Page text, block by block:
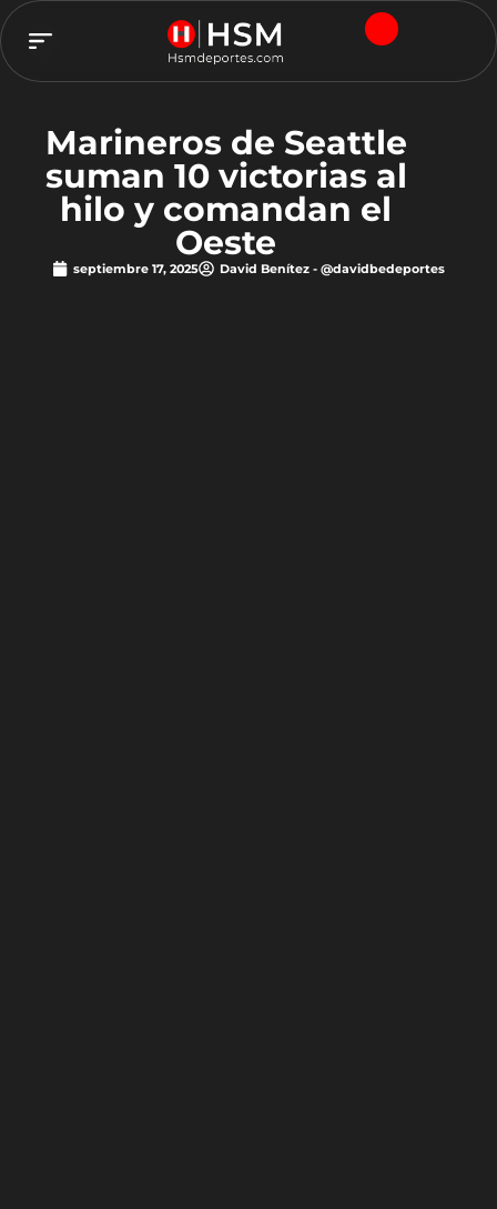
Marineros de Seattle
suman 10 victorias al
hilo y comandan el
Oeste
septiembre 17, 2025 David Benítez - @davidbedeportes